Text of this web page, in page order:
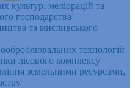
культур, меліорацій та
господарства
та мисливського
технологій
лісового комплексу
земельними ресурсами,